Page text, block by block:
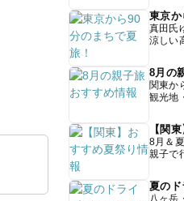
東京か
真田氏
涼しい
8月の
関東か
観光地
【関
8月＆
親子で
夏の
八ヶ岳